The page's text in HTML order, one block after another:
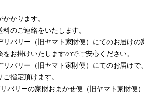
かります。
のご連絡をいたします。
リバリー （旧ヤマト家財便） にてのお届けの
をお掛けいたしますのでご安心ください。
リバリー （旧ヤマト家財便） にてのお届けで
指定頂けます。
バリーの家財おまかせ便 （旧ヤマト家財便